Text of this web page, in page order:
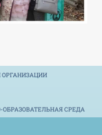
ОРГАНИЗАЦИИ
СРЕДА